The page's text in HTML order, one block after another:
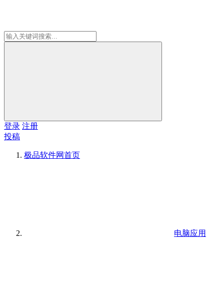
登录 注册
投稿
极品软件网首页
电脑应用